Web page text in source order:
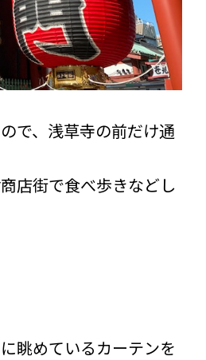
で、浅草寺の前だけ通
店街で食べ歩きなどし
眺めているカーテンを